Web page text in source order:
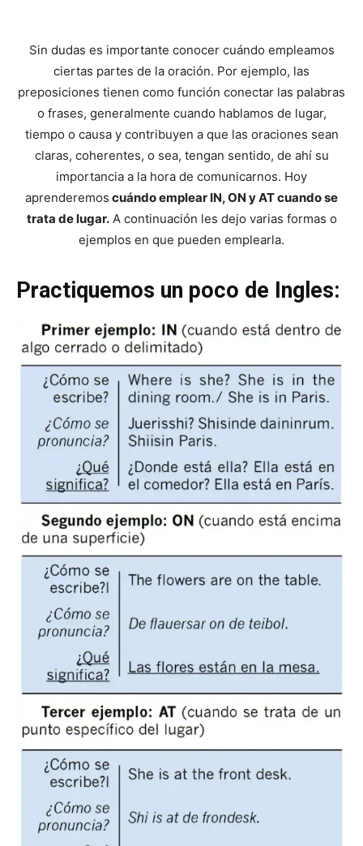
Sin dudas es importante conocer cuándo empleamos
ciertas partes de la oración. Por ejemplo, las
preposiciones tienen como función conectar las palabras
o frases, generalmente cuando hablamos de lugar,
tiempo o causa y contribuyen a que las oraciones sean
claras, coherentes, o sea, tengan sentido, de ahí su
importancia a la hora de comunicarnos. Hoy
aprenderemos cuándo emplear IN, ON y AT cuando se
trata de lugar.A continuación les dejo varias formas o
ejemplos en que pueden emplearla.
Practiquemos un poco de Ingles: